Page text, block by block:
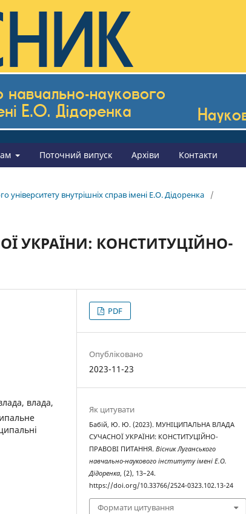
Поточний випуск Архіви Контакти
внутрішніх справ імені Е.О. Дідоренка
/
УКРАЇНИ: КОНСТИТУЦІЙНО-
влада,
PDF
Опубліковано
2023-11-23
Як цитувати
Бабій, Ю. Ю. (2023). МУНІЦИПАЛЬНА ВЛАДА
СУЧАСНОЇ УКРАЇНИ: КОНСТИТУЦІЙНО-
ПРАВОВІ ПИТАННЯ.Вісник Луганського
навчально-наукового інституту імені Е.О.
Дідоренка, (2), 13–24.
https://doi.org/10.33766/2524-0323.102.13-24
Формати цитування